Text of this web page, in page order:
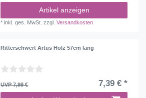
Artikel anzeigen
*inkl. ges. MwSt. zzgl.Versandkosten
Ritterschwert Artus Holz 57cm lang
UVP 7,99 € 7,39 € *